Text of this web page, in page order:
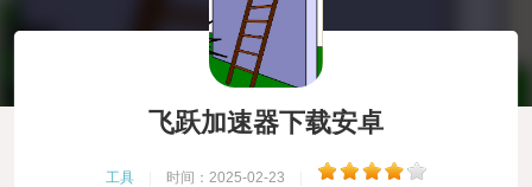
飞跃加速器下载安卓
工具 时间：2025-02-23